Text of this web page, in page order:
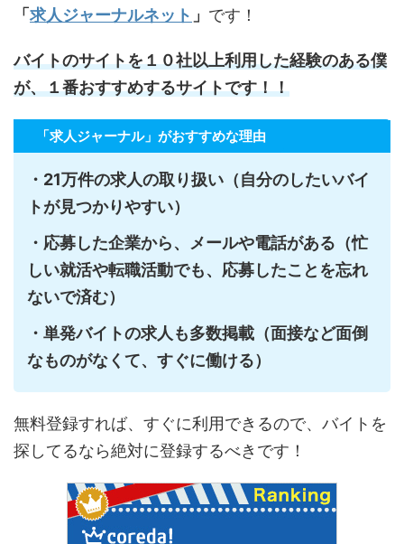
「 求人ジャーナルネット 」 です！
バイトのサイトを１０社以上利用した経験のある僕
が、１番おすすめするサイトです！！
「求人ジャーナル」がおすすめな理由
・21万件の求人の取り扱い（自分のしたいバイ
トが見つかりやすい）
・応募した企業から、メールや電話がある（忙
しい就活や転職活動でも、応募したことを忘れ
ないで済む）
・単発バイトの求人も多数掲載（面接など面倒
なものがなくて、すぐに働ける）
無料登録すれば、すぐに利用できるので、バイトを
探してるなら絶対に登録するべきです！